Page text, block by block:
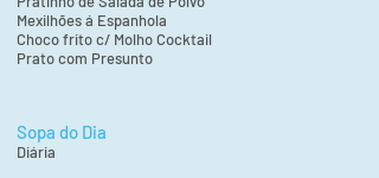
Mexilhões á Espanhola
Choco frito c/ Molho Cocktail
Prato com Presunto
Sopa do Dia
Diária